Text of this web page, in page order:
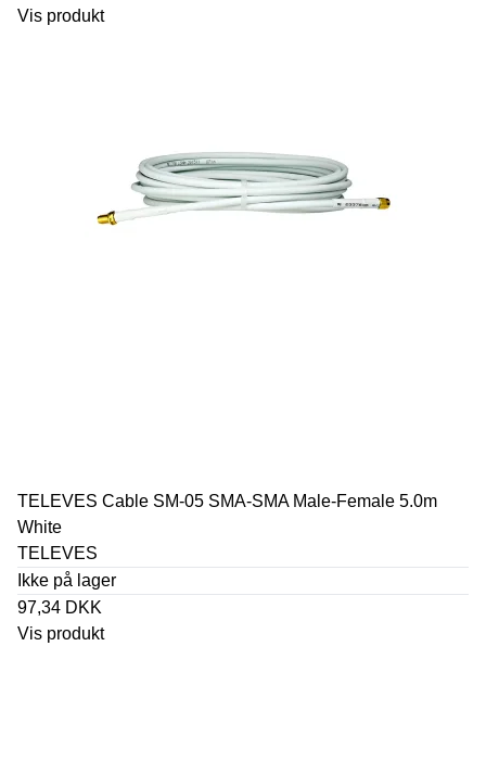
Vis produkt
TELEVES Cable SM-05 SMA-SMA Male-Female 5.0m
White
TELEVES
Ikke på lager
97,34 DKK
Vis produkt